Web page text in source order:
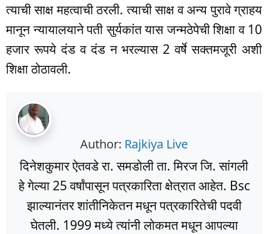
त्याची साक्ष महत्वाची ठरली. त्याची साक्ष व अन्य पुरावे ग्राहय
मानून न्यायालयाने पती सुर्यकांत यास जन्मठेपेची शिक्षा व 10
हजार रूपये दंड व दंड न भरल्यास 2 वर्षे सक्तमजूरी अशी
शिक्षा ठोठावली.
Author: Rajkiya Live
दिनेशकुमार ऐतवडे रा. समडोली ता. मिरज जि. सांगली
हे गेल्या 25 वर्षांपासून पत्रकारिता क्षेत्रात आहेत. Bsc
झाल्यानंतर शांतीनिकेतन मधून पत्रकारितेची पदवी
घेतली. 1999 मध्ये त्यांनी लोकमत मधून आपल्या